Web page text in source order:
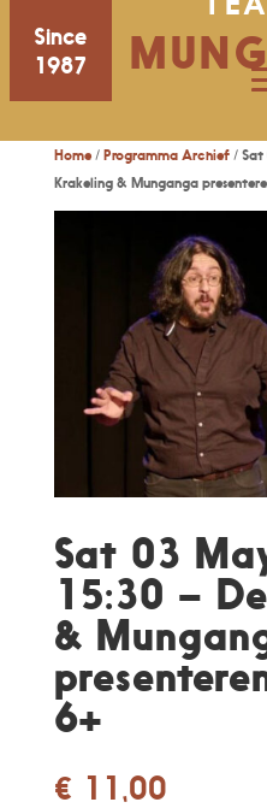
Since
1987
Home/ Programma Archief/ Sat
Krakeling & Munganga
Sat 03
15:30 –
&
6+
€ 11,00